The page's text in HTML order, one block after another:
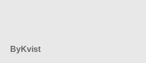
ByKvist